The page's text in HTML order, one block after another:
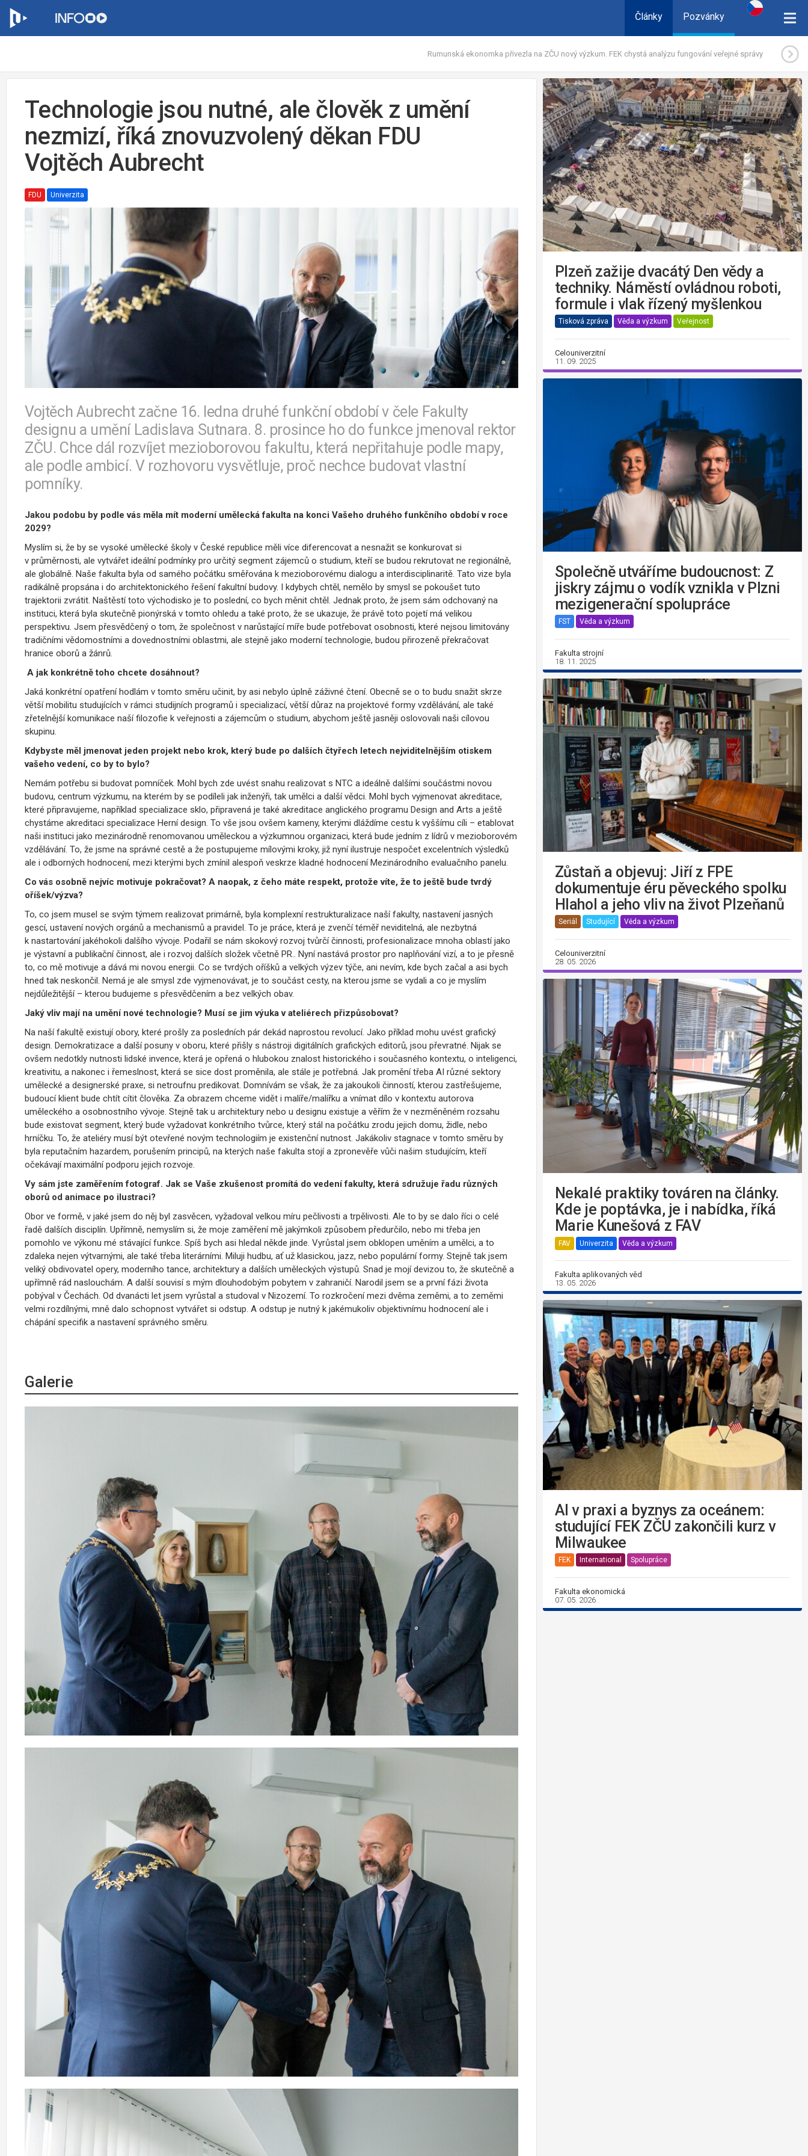
Články Pozvánky
Rumunská ekonomka přivezla na ZČU nový výzkum. FEK chystá analýzu fungování veřejné správy
Technologie jsou nutné, ale člověk z umění
nezmizí, říká znovuzvolený děkan FDU
Vojtěch Aubrecht
FDU Univerzita
Vojtěch Aubrecht začne 16. ledna druhé funkční období v čele Fakulty
designu a umění Ladislava Sutnara. 8. prosince ho do funkce jmenoval rektor
ZČU. Chce dál rozvíjet mezioborovou fakultu, která nepřitahuje podle mapy,
ale podle ambicí. V rozhovoru vysvětluje, proč nechce budovat vlastní
pomníky.
Jakou podobu by podle vás měla mít moderní umělecká fakulta na konci Vašeho druhého funkčního období v roce
2029?
Myslím si, že by se vysoké umělecké školy v České republice měli více diferencovat a nesnažit se konkurovat si
v průměrnosti, ale vytvářet ideální podmínky pro určitý segment zájemců o studium, kteří se budou rekrutovat ne regionálně,
ale globálně. Naše fakulta byla od samého počátku směřována k mezioborovému dialogu a interdisciplinaritě. Tato vize byla
radikálně propsána i do architektonického řešení fakultní budovy. I kdybych chtěl, nemělo by smysl se pokoušet tuto
trajektorii zvrátit. Naštěstí toto východisko je to poslední, co bych měnit chtěl. Jednak proto, že jsem sám odchovaný na
instituci, která byla skutečně pionýrská v tomto ohledu a také proto, že se ukazuje, že právě toto pojetí má velikou
perspektivu. Jsem přesvědčený o tom, že společnost v narůstající míře bude potřebovat osobnosti, které nejsou limitovány
tradičními vědomostními a dovednostními oblastmi, ale stejně jako moderní technologie, budou přirozeně překračovat
hranice oborů a žánrů.
A jak konkrétně toho chcete dosáhnout?
Jaká konkrétní opatření hodlám v tomto směru učinit, by asi nebylo úplně záživné čtení. Obecně se o to budu snažit skrze
větší mobilitu studujících v rámci studijních programů i specializací, větší důraz na projektové formy vzdělávání, ale také
zřetelnější komunikace naší filozofie k veřejnosti a zájemcům o studium, abychom ještě jasněji oslovovali naši cílovou
skupinu.
Kdybyste měl jmenovat jeden projekt nebo krok, který bude po dalších čtyřech letech nejviditelnějším otiskem
vašeho vedení, co by to bylo?
Nemám potřebu si budovat pomníček. Mohl bych zde uvést snahu realizovat s NTC a ideálně dalšími součástmi novou
budovu, centrum výzkumu, na kterém by se podíleli jak inženýři, tak umělci a další vědci. Mohl bych vyjmenovat akreditace,
které připravujeme, například specializace sklo, připravená je také akreditace anglického programu Design and Arts a ještě
chystáme akreditaci specializace Herní design. To vše jsou ovšem kameny, kterými dláždíme cestu k vyššímu cíli – etablovat
naši instituci jako mezinárodně renomovanou uměleckou a výzkumnou organizaci, která bude jedním z lídrů v mezioborovém
vzdělávání. To, že jsme na správné cestě a že postupujeme mílovými kroky, již nyní ilustruje nespočet excelentních výsledků
ale i odborných hodnocení, mezi kterými bych zmínil alespoň veskrze kladné hodnocení Mezinárodního evaluačního panelu.
Co vás osobně nejvíc motivuje pokračovat? A naopak, z čeho máte respekt, protože víte, že to ještě bude tvrdý
oříšek/výzva?
To, co jsem musel se svým týmem realizovat primárně, byla komplexní restrukturalizace naší fakulty, nastavení jasných
gescí, ustavení nových orgánů a mechanismů a pravidel. To je práce, která je zvenčí téměř neviditelná, ale nezbytná
k nastartování jakéhokoli dalšího vývoje. Podařil se nám skokový rozvoj tvůrčí činnosti, profesionalizace mnoha oblastí jako
je výstavní a publikační činnost, ale i rozvoj dalších složek včetně PR.. Nyní nastává prostor pro naplňování vizí, a to je přesně
to, co mě motivuje a dává mi novou energii. Co se tvrdých oříšků a velkých výzev týče, ani nevím, kde bych začal a asi bych
hned tak neskončil. Nemá je ale smysl zde vyjmenovávat, je to součást cesty, na kterou jsme se vydali a co je myslím
nejdůležitější – kterou budujeme s přesvědčením a bez velkých obav.
Jaký vliv mají na umění nové technologie? Musí se jim výuka v ateliérech přizpůsobovat?
Na naší fakultě existují obory, které prošly za posledních pár dekád naprostou revolucí. Jako příklad mohu uvést grafický
design. Demokratizace a další posuny v oboru, které přišly s nástroji digitálních grafických editorů, jsou převratné. Nijak se
ovšem nedotkly nutnosti lidské invence, která je opřená o hlubokou znalost historického i současného kontextu, o inteligenci,
kreativitu, a nakonec i řemeslnost, která se sice dost proměnila, ale stále je potřebná. Jak promění třeba AI různé sektory
umělecké a designerské praxe, si netroufnu predikovat. Domnívám se však, že za jakoukoli činností, kterou zastřešujeme,
budoucí klient bude chtít cítit člověka. Za obrazem chceme vidět i malíře/malířku a vnímat dílo v kontextu autorova
uměleckého a osobnostního vývoje. Stejně tak u architektury nebo u designu existuje a věřím že v nezměněném rozsahu
bude existovat segment, který bude vyžadovat konkrétního tvůrce, který stál na počátku zrodu jejich domu, židle, nebo
hrníčku. To, že ateliéry musí být otevřené novým technologiím je existenční nutnost. Jakákoliv stagnace v tomto směru by
byla reputačním hazardem, porušením principů, na kterých naše fakulta stojí a zpronevěře vůči našim studujícím, kteří
očekávají maximální podporu jejich rozvoje.
Vy sám jste zaměřením fotograf. Jak se Vaše zkušenost promítá do vedení fakulty, která sdružuje řadu různých
oborů od animace po ilustraci?
Obor ve formě, v jaké jsem do něj byl zasvěcen, vyžadoval velkou míru pečlivosti a trpělivosti. Ale to by se dalo říci o celé
řadě dalších disciplín. Upřímně, nemyslím si, že moje zaměření mě jakýmkoli způsobem předurčilo, nebo mi třeba jen
pomohlo ve výkonu mé stávající funkce. Spíš bych asi hledal někde jinde. Vyrůstal jsem obklopen uměním a umělci, a to
zdaleka nejen výtvarnými, ale také třeba literárními. Miluji hudbu, ať už klasickou, jazz, nebo populární formy. Stejně tak jsem
veliký obdivovatel opery, moderního tance, architektury a dalších uměleckých výstupů. Snad je mojí devizou to, že skutečně a
upřímně rád naslouchám. A další souvisí s mým dlouhodobým pobytem v zahraničí. Narodil jsem se a první fázi života
pobýval v Čechách. Od dvanácti let jsem vyrůstal a studoval v Nizozemí. To rozkročení mezi dvěma zeměmi, a to zeměmi
velmi rozdílnými, mně dalo schopnost vytvářet si odstup. A odstup je nutný k jakémukoliv objektivnímu hodnocení ale i
chápání specifik a nastavení správného směru.
Galerie
Plzeň zažije dvacátý Den vědy a
techniky. Náměstí ovládnou roboti,
formule i vlak řízený myšlenkou
Tisková zpráva Věda a výzkum Veřejnost
Celouniverzitní
11. 09. 2025
Společně utváříme budoucnost: Z
jiskry zájmu o vodík vznikla v Plzni
mezigenerační spolupráce
FST Věda a výzkum
Fakulta strojní
18. 11. 2025
Zůstaň a objevuj: Jiří z FPE
dokumentuje éru pěveckého spolku
Hlahol a jeho vliv na život Plzeňanů
Seriál Studující Věda a výzkum
Celouniverzitní
28. 05. 2026
Nekalé praktiky továren na články.
Kde je poptávka, je i nabídka, říká
Marie Kunešová z FAV
FAV Univerzita Věda a výzkum
Fakulta aplikovaných věd
13. 05. 2026
AI v praxi a byznys za oceánem:
studující FEK ZČU zakončili kurz v
Milwaukee
FEK International Spolupráce
Fakulta ekonomická
07. 05. 2026